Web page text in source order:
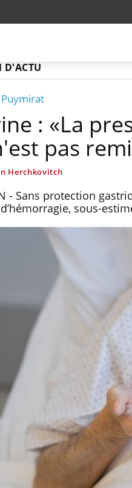
D'ACTU
: «La
pas
Herchkovitch
- Sans protection
sous-